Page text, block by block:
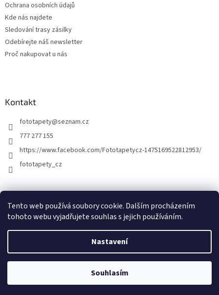
Tento web používá soubory cookie. Dalším procházením
tohoto webu vyjadřujete souhlas s jejich používáním.
Nastavení
Souhlasím
Ochrana osobních údajů
Kde nás najdete
Sledování trasy zásilky
Odebírejte náš newsletter
Proč nakupovat u nás
Kontakt
fototapety@seznam.cz
777 277 155
https://www.facebook.com/Fototapetycz-1475169522812953/
fototapety_cz
Vytvořil Shoptet
FOTOTAPETY.CZ. Všechna práva vyhrazena.